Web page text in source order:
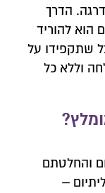
אנונימית
הדרך
הוא להוריד
שתקפידו על
וללא כל
והחלטתם
–